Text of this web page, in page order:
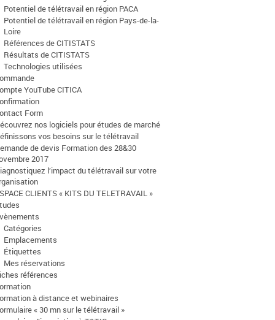
Potentiel de télétravail en région PACA
Potentiel de télétravail en région Pays-de-la-
Loire
Références de CITISTATS
Résultats de CITISTATS
Technologies utilisées
YouTube CITICA
Form
nos logiciels pour études de marché
vos besoins sur le télétravail
de devis Formation des 28&30
2017
l’impact du télétravail sur votre
CLIENTS « KITS DU TELETRAVAIL »
Catégories
Emplacements
Étiquettes
Mes réservations
références
à distance et webinaires
« 30 mn sur le télétravail »